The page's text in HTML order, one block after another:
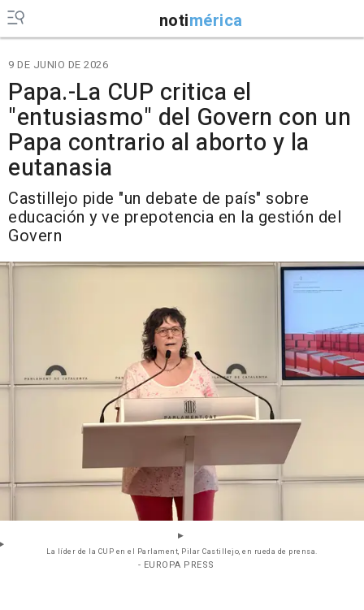
notimérica
9 DE JUNIO DE 2026
Papa.-La CUP critica el
"entusiasmo" del Govern con un
Papa contrario al aborto y la
eutanasia
Castillejo pide "un debate de país" sobre
educación y ve prepotencia en la gestión del
Govern
La líder de la CUP en el Parlament, Pilar Castillejo, en rueda de prensa.
- EUROPA PRESS